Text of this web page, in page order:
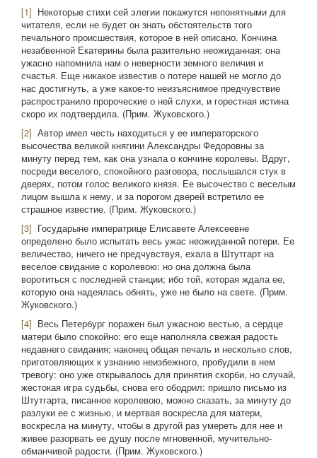
[1] Некоторые стихи сей элегии покажутся непонятными для
читателя, если не будет он знать обстоятельств того
печального происшествия, которое в ней описано. Кончина
незабвенной Екатерины была разительно неожиданная: она
ужасно напомнила нам о неверности земного величия и
счастья. Еще никакое известив о потере нашей не могло до
нас достигнуть, а уже какое-то неизъяснимое предчувствие
распространило пророческие о ней слухи, и горестная истина
скоро их подтвердила. (Прим. Жуковского.)
[2] Автор имел честь находиться у ее императорского
высочества великой княгини Александры Федоровны за
минуту перед тем, как она узнала о кончине королевы. Вдруг,
посреди веселого, спокойного разговора, послышался стук в
дверях, потом голос великого князя. Ее высочество с веселым
лицом вышла к нему, и за порогом дверей встретило ее
страшное известие. (Прим. Жуковского.)
[3] Государыне императрице Елисавете Алексеевне
определено было испытать весь ужас неожиданной потери. Ее
величество, ничего не предчувствуя, ехала в Штутгарт на
веселое свидание с королевою: но она должна была
воротиться с последней станции; ибо той, которая ждала ее,
которую она надеялась обнять, уже не было на свете. (Прим.
Жуковского.)
[4] Весь Петербург поражен был ужасною вестью, а сердце
матери было спокойно: его еще наполняла свежая радость
недавнего свидания; наконец общая печаль и несколько слов,
приготовляющих к узнанию неизбежного, пробудили в нем
тревогу: оно уже открывалось для принятия скорби, но случай,
жестокая игра судьбы, снова его ободрил: пришло письмо из
Штутгарта, писанное королевою, можно сказать, за минуту до
разлуки ее с жизнью, и мертвая воскресла для матери,
воскресла на минуту, чтобы в другой раз умереть для нее и
живее разорвать ее душу после мгновенной, мучительно-
обманчивой радости. (Прим. Жуковского.)